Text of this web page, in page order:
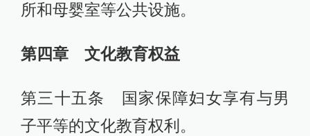
所和母婴室等公共设施。
第四章 文化教育权益
第三十五条 国家保障妇女享有与男
子平等的文化教育权利。